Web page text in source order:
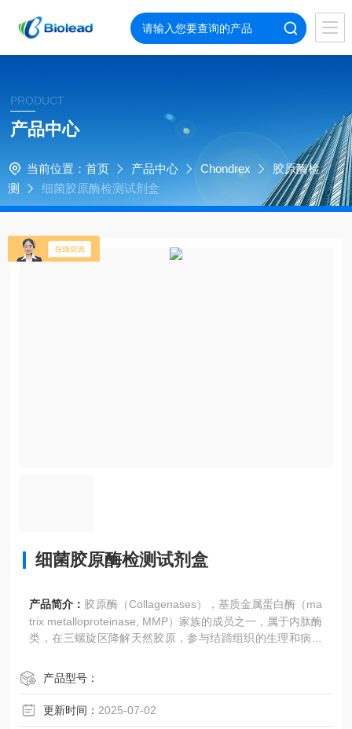
PRODUCT
产品中心
当前位置： 首页 产品中心 Chondrex
胶原酶检
测
细菌胶原酶检测试剂盒
细菌胶原酶检测试剂盒
产品简介： 胶原酶（Collagenases），基质金属蛋白酶（ma
trix metalloproteinase, MMP）家族的成员之一，属于内肽酶
类，在三螺旋区降解天然胶原，参与结蹄组织的生理和病理
菌样本中胶原酶含量检测。
产品型号：
更新时间： 2025-07-02